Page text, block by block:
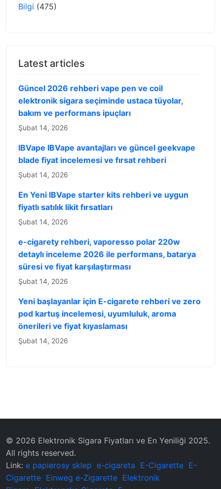
Bilgi (475)
Latest articles
Güncel 2026 rehberi vape pen ve coil
elektronik sigara seçiminde ustaca tüyolar,
bakım ve performans ipuçları
Şubat 14, 2026
IBVape IBVape avantajları ve güncel geekvape
blade fiyat incelemesi ve fırsat rehberi
Şubat 14, 2026
En Yeni IBVape starter kits rehberi ve uygun
fiyatlı satılık likit fırsatları
Şubat 14, 2026
e-cigarety rehberi, vaporesso polar 220w
detaylı inceleme 2026 ile performans, batarya
süresi ve fiyat karşılaştırması
Şubat 14, 2026
Yeni başlayanlar için E-cigarete rehberi ve zero
pod kartuş incelemesi, uyumluluk, aroma
önerileri ve fiyat kıyaslaması
Şubat 14, 2026
© 2026 Elektronik Sigara Fiyatları ve En Yeniliği 2025.
All rights reserved.
Link: e papierosy sklep e-cigareta E-Cigarette E-
Cigarette Einweg e-Zigarette Elektronik